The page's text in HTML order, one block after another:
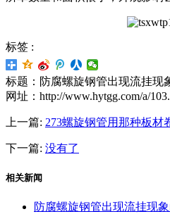
标签 :
标题：防腐螺旋钢管出现流挂现
网址：http://www.hytgg.com/a/
上一篇: 273螺旋钢管用那种板材
下一篇: 没有了
相关新闻
防腐螺旋钢管出现流挂现